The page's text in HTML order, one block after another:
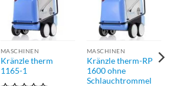
MASCHINEN
Kränzle therm
1165-1
MASCHINEN
Kränzle therm-RP
1600 ohne
Schlauchtrommel